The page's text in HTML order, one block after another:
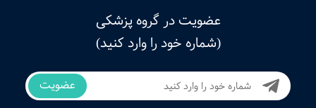
عضویت در گروه پزشکی
(شماره خود را وارد کنید)
عضویت